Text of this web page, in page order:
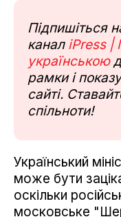
Підпишіться
канал iPress |
українською
рамки і
сайті.
спільноти!
Український
може бути
оскільки
московське